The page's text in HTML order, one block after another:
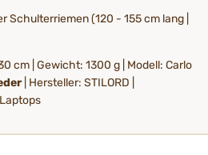
(120 - 155 cm lang |
cm | Gewicht: 1300 g | Modell: Carlo
| Hersteller: STILORD |